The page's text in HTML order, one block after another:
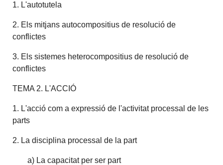
1. L'autotutela
2. Els mitjans autocompositius de resolució de
conflictes
3. Els sistemes heterocompositius de resolució de
conflictes
TEMA 2. L'ACCIÓ
1. L'acció com a expressió de l'activitat processal de les
parts
2. La disciplina processal de la part
a) La capacitat per ser part